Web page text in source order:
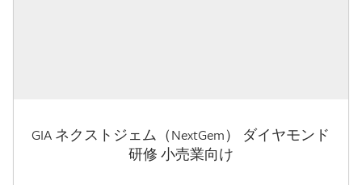
GIA ネクストジェム（NextGem） ダイヤモンド
研修 小売業向け